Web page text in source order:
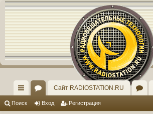
Регистрация
с ор
Сайт RADIOSTATION.RU
Поиск Вход Регистрация